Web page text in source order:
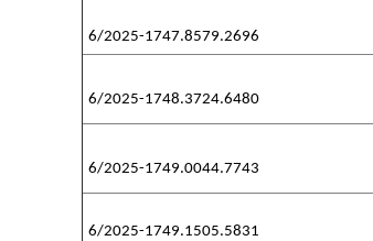
6/2025-1747.8579.2696
6/2025-1748.3724.6480
6/2025-1749.0044.7743
6/2025-1749.1505.5831